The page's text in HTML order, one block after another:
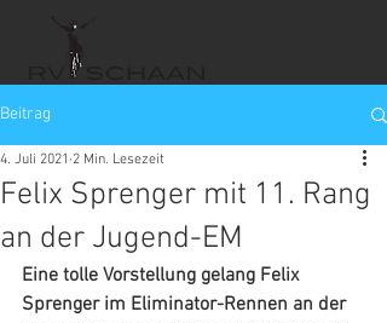
Beitrag
Felix Sprenger mit 11. Rang
an der Jugend-EM
4. Juli 2021 2 Min. Lesezeit
Eine tolle Vorstellung gelang Felix
Sprenger im Eliminator-Rennen an der